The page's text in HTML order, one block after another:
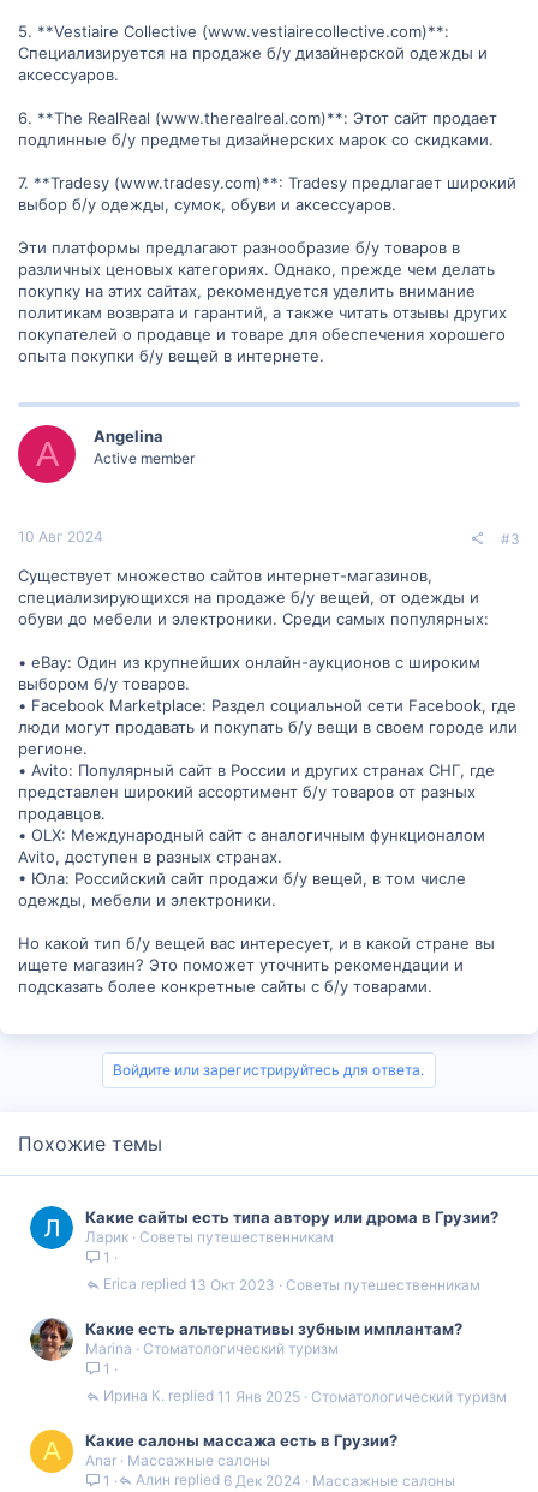
5. **Vestiaire Collective (www.vestiairecollective.com)**:
Специализируется на продаже б/у дизайнерской одежды и
аксессуаров.
6. **The RealReal (www.therealreal.com)**: Этот сайт продает
подлинные б/у предметы дизайнерских марок со скидками.
7. **Tradesy (www.tradesy.com)**: Tradesy предлагает широкий
выбор б/у одежды, сумок, обуви и аксессуаров.
Эти платформы предлагают разнообразие б/у товаров в
различных ценовых категориях. Однако, прежде чем делать
покупку на этих сайтах, рекомендуется уделить внимание
политикам возврата и гарантий, а также читать отзывы других
покупателей о продавце и товаре для обеспечения хорошего
опыта покупки б/у вещей в интернете.
A Angelina
Active member
10 Авг 2024 #3
Существует множество сайтов интернет-магазинов,
специализирующихся на продаже б/у вещей, от одежды и
обуви до мебели и электроники. Среди самых популярных:
• eBay: Один из крупнейших онлайн-аукционов с широким
выбором б/у товаров.
• Facebook Marketplace: Раздел социальной сети Facebook, где
люди могут продавать и покупать б/у вещи в своем городе или
регионе.
• Avito: Популярный сайт в России и других странах СНГ, где
представлен широкий ассортимент б/у товаров от разных
продавцов.
• OLX: Международный сайт с аналогичным функционалом
Avito, доступен в разных странах.
• Юла: Российский сайт продажи б/у вещей, в том числе
одежды, мебели и электроники.
Но какой тип б/у вещей вас интересует, и в какой стране вы
ищете магазин? Это поможет уточнить рекомендации и
подсказать более конкретные сайты с б/у товарами.
Войдите или зарегистрируйтесь для ответа.
Похожие темы
Какие сайты есть типа автору или дрома в Грузии?
Ларик Советы путешественникам
1
Советы путешественникам
13 Окт 2023
Erica
Какие есть альтернативы зубным имплантам?
Marina
Стоматологический туризм
1
Стоматологический туризм
11 Янв 2025
Ирина К.
A Какие салоны массажа есть в Грузии?
Anar
Массажные салоны
1
Массажные салоны
6 Дек 2024
Алин